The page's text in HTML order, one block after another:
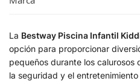
La Bestway Piscina Infantil
opción para proporcionar
pequeños durante los calurosos
la seguridad y el